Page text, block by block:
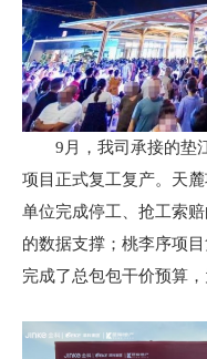
9月，我司承接的垫江
项目正式复工复产。天
单位完成停工、抢工索
的数据支撑；桃李序项
完成了总包包干价预算